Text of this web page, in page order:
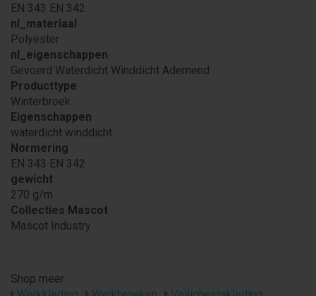
EN 343 EN 342
nl_materiaal
Polyester
nl_eigenschappen
Gevoerd Waterdicht Winddicht Ademend
Producttype
Winterbroek
Eigenschappen
waterdicht winddicht
Normering
EN 343 EN 342
gewicht
270 g/m
Collecties Mascot
Mascot Industry
Shop meer